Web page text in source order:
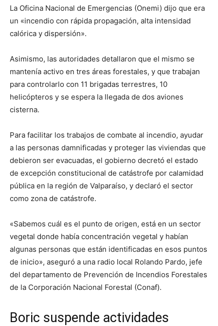
La Oficina Nacional de Emergencias (Onemi) dijo que era
un «incendio con rápida propagación, alta intensidad
calórica y dispersión».
Asimismo, las autoridades detallaron que el mismo se
mantenía activo en tres áreas forestales, y que trabajan
para controlarlo con 11 brigadas terrestres, 10
helicópteros y se espera la llegada de dos aviones
cisterna.
Para facilitar los trabajos de combate al incendio, ayudar
a las personas damnificadas y proteger las viviendas que
debieron ser evacuadas, el gobierno decretó el estado
de excepción constitucional de catástrofe por calamidad
pública en la región de Valparaíso, y declaró el sector
como zona de catástrofe.
«Sabemos cuál es el punto de origen, está en un sector
vegetal donde había concentración vegetal y habían
algunas personas que están identificadas en esos puntos
de inicio», aseguró a una radio local Rolando Pardo, jefe
del departamento de Prevención de Incendios Forestales
de la Corporación Nacional Forestal (Conaf).
Boric suspende actividades